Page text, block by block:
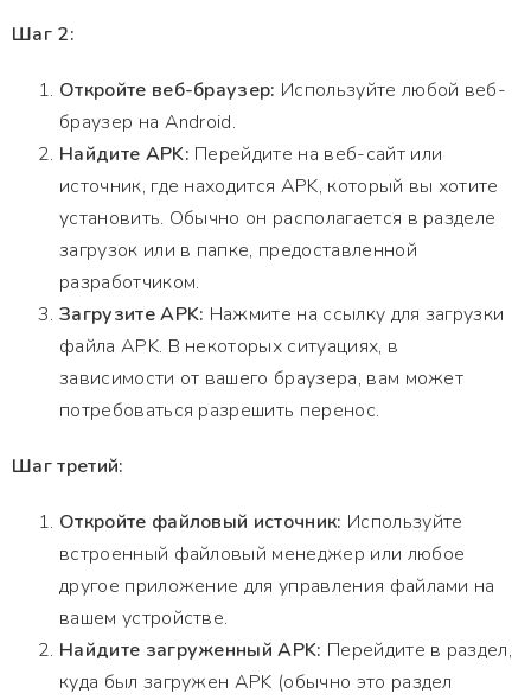
Шаг 2:
Откройте веб-браузер: Используйте любой веб-
браузер на Android.
Найдите APK: Перейдите на веб-сайт или
источник, где находится APK, который вы хотите
установить. Обычно он располагается в разделе
загрузок или в папке, предоставленной
разработчиком.
Загрузите APK: Нажмите на ссылку для загрузки
файла APK. В некоторых ситуациях, в
зависимости от вашего браузера, вам может
потребоваться разрешить перенос.
Шаг третий:
Откройте файловый источник: Используйте
встроенный файловый менеджер или любое
другое приложение для управления файлами на
вашем устройстве.
Найдите загруженный APK: Перейдите в раздел,
куда был загружен APK (обычно это раздел